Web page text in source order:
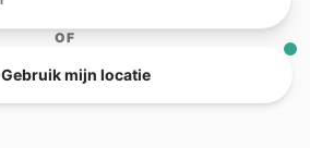
OF
Gebruik mijn locatie